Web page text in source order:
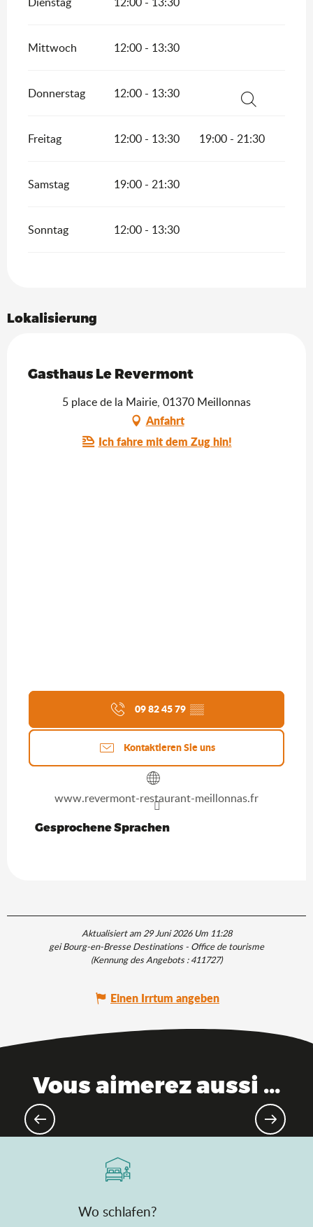
Mittwoch 12:00 - 13:30
Donnerstag 12:00 - 13:30
Freitag 12:00 - 13:30 19:00 - 21:30
Samstag 19:00 - 21:30
Sonntag 12:00 - 13:30
Lokalisierung
Gasthaus Le Revermont
5 place de la Mairie, 01370 Meillonnas
Anfahrt
Ich fahre mit dem Zug hin!
09 82 45 79 ▒▒
Kontaktieren Sie uns
www.revermont-restaurant-meillonnas.fr
Gesprochene Sprachen
Gesprochene Sprachen
Aktualisiert am 29 Juni 2026 Um 11:28
gei Bourg-en-Bresse Destinations - Office de tourisme
(Kennung des Angebots :411727)
Einen Irrtum angeben
Vous aimerez aussi ...
Emblematische Produkte aus dem
Wo schlafen?